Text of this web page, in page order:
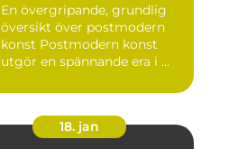
En övergripande, grundlig
översikt över postmodern
konst Postmodern konst
utgör en spännande era i ...
18. jan